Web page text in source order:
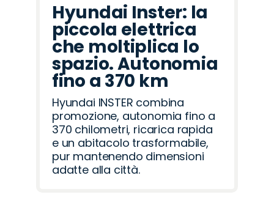
Hyundai Inster: la
piccola elettrica
che moltiplica lo
spazio. Autonomia
fino a 370 km
Hyundai INSTER combina
promozione, autonomia fino a
370 chilometri, ricarica rapida
e un abitacolo trasformabile,
pur mantenendo dimensioni
adatte alla città.